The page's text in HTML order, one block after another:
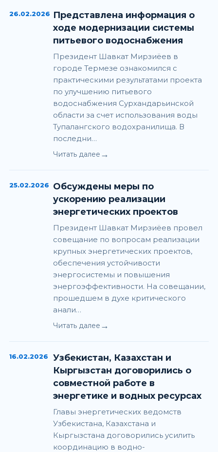
26.02.2026 Представлена информация о
ходе модернизации системы
питьевого водоснабжения
Президент Шавкат Мирзиёев в
городе Термезе ознакомился с
практическими результатами проекта
по улучшению питьевого
водоснабжения Сурхандарьинской
области за счет использования воды
Тупалангского водохранилища. В
последни…
Читать далее →
25.02.2026
Обсуждены меры по
ускорению реализации
энергетических проектов
Президент Шавкат Мирзиёев провел
совещание по вопросам реализации
крупных энергетических проектов,
обеспечения устойчивости
энергосистемы и повышения
энергоэффективности. На совещании,
прошедшем в духе критического
анали…
Читать далее →
16.02.2026
Узбекистан, Казахстан и
Кыргызстан договорились о
совместной работе в
энергетике и водных ресурсах
Главы энергетических ведомств
Узбекистана, Казахстана и
Кыргызстана договорились усилить
координацию в водно-